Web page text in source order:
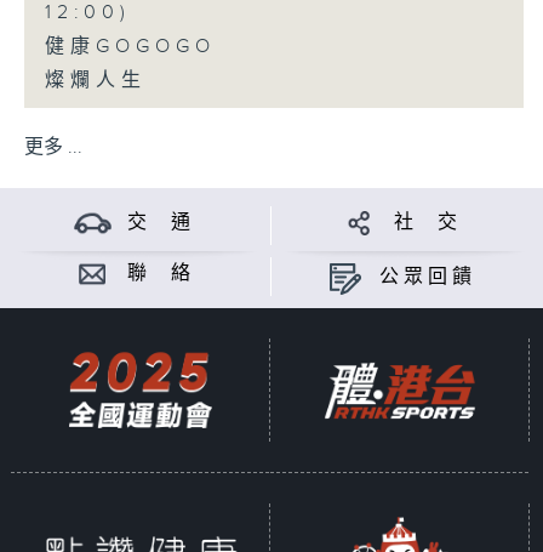
12:00)
健康GOGOGO
燦爛人生
更多 ...
交 通 社 交
聯 絡 公眾回饋